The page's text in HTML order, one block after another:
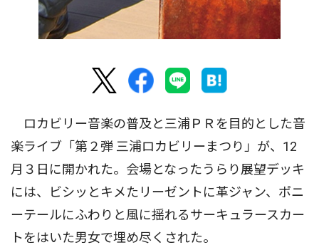
ロカビリー音楽の普及と三浦ＰＲを目的とした音
楽ライブ「第２弾 三浦ロカビリーまつり」が、12
月３日に開かれた。会場となったうらり展望デッキ
には、ビシッとキメたリーゼントに革ジャン、ポニ
ーテールにふわりと風に揺れるサーキュラースカー
トをはいた男女で埋め尽くされた。